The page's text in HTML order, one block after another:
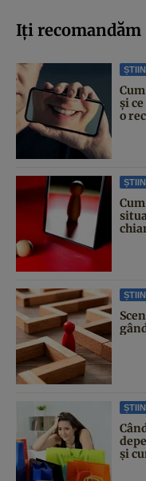
Iți recomandăm
și
o
și